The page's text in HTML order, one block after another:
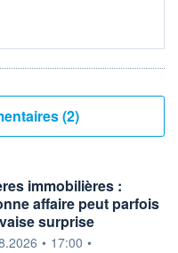
Voir plus de commentaires (2)
immobilières :
affaire peut parfois
surprise
• 17:00 •